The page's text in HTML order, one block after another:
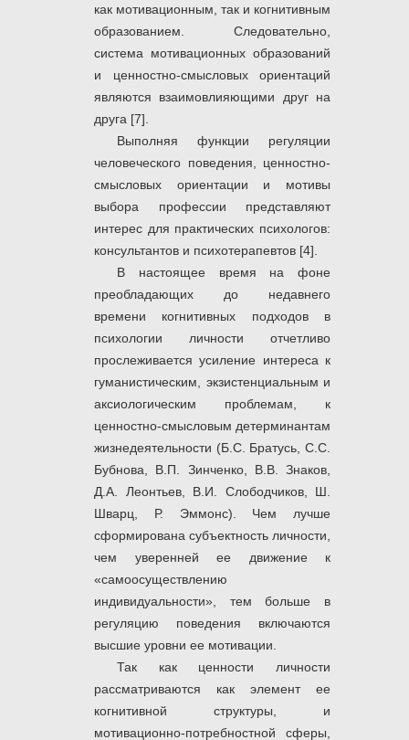
как мотивационным, так и когнитивным
образованием. Следовательно,
система мотивационных образований
и ценностно-смысловых ориентаций
являются взаимовлияющими друг на
друга [7].
Выполняя функции регуляции
человеческого поведения, ценностно-
смысловых ориентации и мотивы
выбора профессии представляют
интерес для практических психологов:
консультантов и психотерапевтов [4].
В настоящее время на фоне
преобладающих до недавнего
времени когнитивных подходов в
психологии личности отчетливо
прослеживается усиление интереса к
гуманистическим, экзистенциальным и
аксиологическим проблемам, к
ценностно-смысловым детерминантам
жизнедеятельности (Б.С. Братусь, С.С.
Бубнова, В.П. Зинченко, В.В. Знаков,
Д.А. Леонтьев, В.И. Слободчиков, Ш.
Шварц, Р. Эммонс). Чем лучше
сформирована субъектность личности,
чем уверенней ее движение к
«самоосуществлению
индивидуальности», тем больше в
регуляцию поведения включаются
высшие уровни ее мотивации.
Так как ценности личности
рассматриваются как элемент ее
когнитивной структуры, и
мотивационно-потребностной сферы,